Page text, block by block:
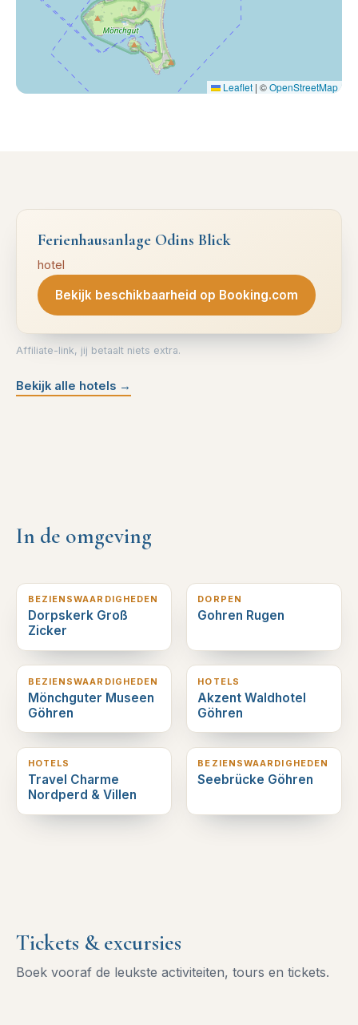
Leaflet | ©OpenStreetMap
Ferienhausanlage Odins Blick
hotel
Bekijk beschikbaarheid op Booking.com
Affiliate-link, jij betaalt niets extra.
Bekijk alle hotels →
In de omgeving
BEZIENSWAARDIGHEDEN
Dorpskerk Groß
Zicker
DORPEN
Gohren Rugen
2 km verderop
BEZIENSWAARDIGHEDEN
Mönchguter Museen
Göhren
2 km verderop
HOTELS
Akzent Waldhotel
Göhren
2 km verderop
HOTELS
Travel Charme
Nordperd & Villen
3 km verderop
BEZIENSWAARDIGHEDEN
Seebrücke Göhren
Tickets & excursies
Boek vooraf de leukste activiteiten, tours en tickets.